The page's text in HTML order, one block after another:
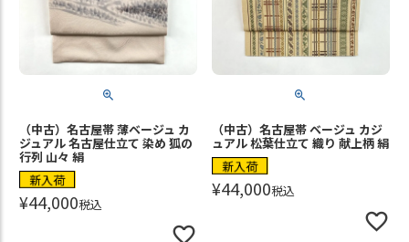
（中古）名古屋帯 薄ベージュ カ
ジュアル 名古屋仕立て 染め 狐の
行列 山々 絹
新入荷
¥44,000税込
（中古）名古屋帯 ベージュ カジ
ュアル 松葉仕立て 織り 献上柄 絹
新入荷
¥44,000税込